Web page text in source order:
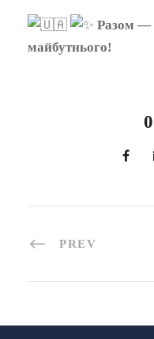
Разом —
майбутнього!
0
PREV